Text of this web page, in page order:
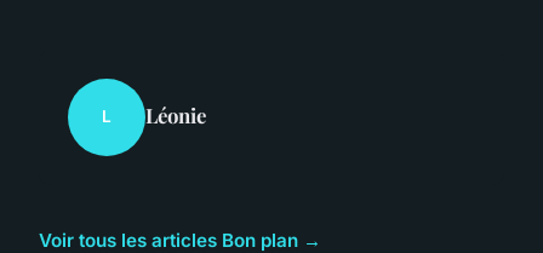
L Léonie
Voir tous les articles Bon plan →